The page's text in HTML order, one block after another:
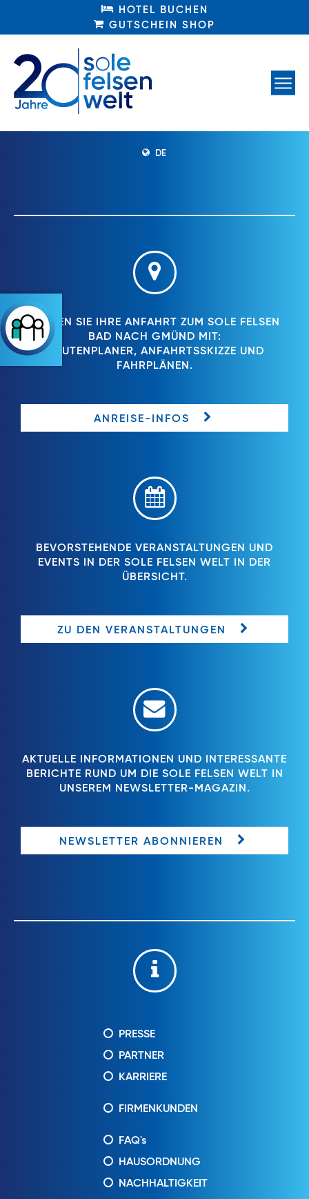
HOTEL BUCHEN
GUTSCHEIN SHOP
DE
PLANEN SIE IHRE ANFAHRT ZUM SOLE FELSEN
BAD NACH GMÜND MIT:
ROUTENPLANER, ANFAHRTSSKIZZE UND
FAHRPLÄNEN.
ANREISE-INFOS
BEVORSTEHENDE VERANSTALTUNGEN UND
EVENTS IN DER SOLE FELSEN WELT IN DER
ÜBERSICHT.
ZU DEN VERANSTALTUNGEN
AKTUELLE INFORMATIONEN UND INTERESSANTE
BERICHTE RUND UM DIE SOLE FELSEN WELT IN
UNSEREM NEWSLETTER-MAGAZIN.
NEWSLETTER ABONNIEREN
PRESSE
PARTNER
KARRIERE
FIRMENKUNDEN
FAQ's
HAUSORDNUNG
NACHHALTIGKEIT
HOTEL BUCHEN
GUTSCHEIN SHOP